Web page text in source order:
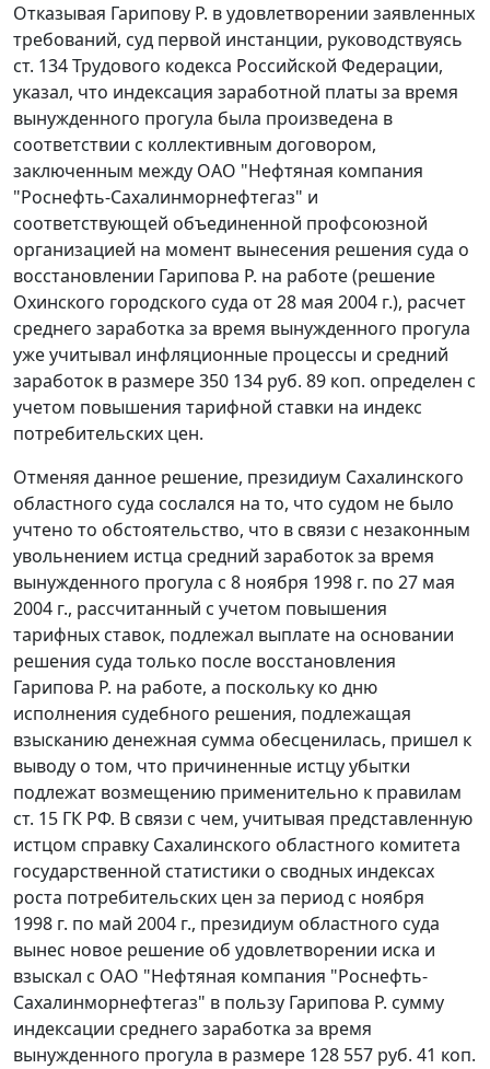
Отказывая Гарипову Р. в удовлетворении заявленных
требований, суд первой инстанции, руководствуясь
ст. 134Трудового кодекса Российской Федерации,
указал, что индексация заработной платы за время
вынужденного прогула была произведена в
соответствии с коллективным договором,
заключенным между ОАО "Нефтяная компания
"Роснефть-Сахалинморнефтегаз" и
соответствующей объединенной профсоюзной
организацией на момент вынесения решения суда о
восстановлении Гарипова Р. на работе (решение
Охинского городского суда от 28 мая 2004 г.), расчет
среднего заработка за время вынужденного прогула
уже учитывал инфляционные процессы и средний
заработок в размере 350 134 руб. 89 коп. определен с
учетом повышения тарифной ставки на индекс
потребительских цен.
Отменяя данное решение, президиум Сахалинского
областного суда сослался на то, что судом не было
учтено то обстоятельство, что в связи с незаконным
увольнением истца средний заработок за время
вынужденного прогула с 8 ноября 1998 г. по 27 мая
2004 г., рассчитанный с учетом повышения
тарифных ставок, подлежал выплате на основании
решения суда только после восстановления
Гарипова Р. на работе, а поскольку ко дню
исполнения судебного решения, подлежащая
взысканию денежная сумма обесценилась, пришел к
выводу о том, что причиненные истцу убытки
подлежат возмещению применительно к правилам
ст. 15 ГК РФ. В связи с чем, учитывая представленную
истцом справку Сахалинского областного комитета
государственной статистики о сводных индексах
роста потребительских цен за период с ноября
1998 г. по май 2004 г., президиум областного суда
вынес новое решение об удовлетворении иска и
взыскал с ОАО "Нефтяная компания "Роснефть-
Сахалинморнефтегаз" в пользу Гарипова Р. сумму
индексации среднего заработка за время
вынужденного прогула в размере 128 557 руб. 41 коп.